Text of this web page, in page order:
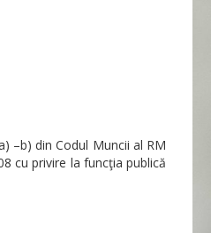
–b) din Codul Muncii al RM
cu privire la funcţia publică